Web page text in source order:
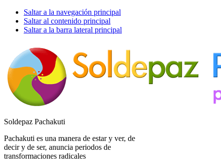
Saltar a la navegación principal
Saltar al contenido principal
Saltar a la barra lateral principal
Soldepaz Pachakuti
Pachakuti es una manera de estar y ver, de
decir y de ser, anuncia periodos de
transformaciones radicales